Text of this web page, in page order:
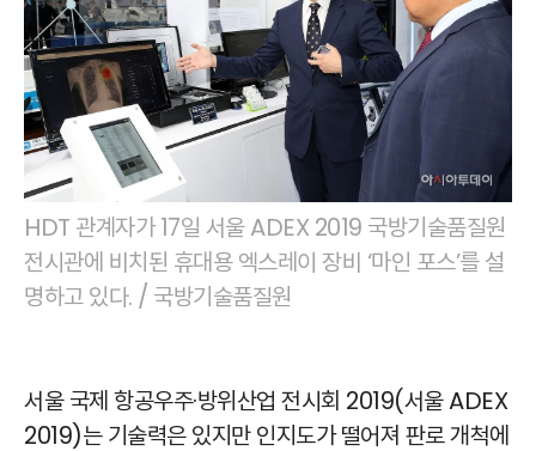
HDT 관계자가 17일 서울 ADEX 2019 국방기술품질원
전시관에 비치된 휴대용 엑스레이 장비 ‘마인 포스’를 설
명하고 있다. / 국방기술품질원
서울 국제 항공우주·방위산업 전시회 2019(서울 ADEX
2019)는 기술력은 있지만 인지도가 떨어져 판로 개척에